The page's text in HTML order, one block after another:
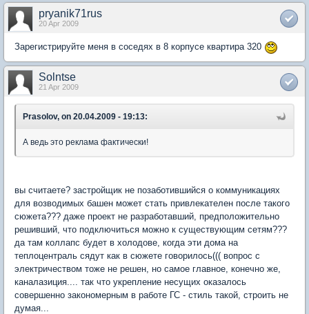
pryanik71rus
20 Apr 2009
Зарегистрируйте меня в соседях в 8 корпусе квартира 320
Solntse
21 Apr 2009
Prasolov, on 20.04.2009 - 19:13:
А ведь это реклама фактически!
вы считаете? застройщик не позаботившийся о коммуникациях
для возводимых башен может стать привлекателен после такого
сюжета??? даже проект не разработавший, предположительно
решивший, что подключиться можно к существующим сетям???
да там коллапс будет в холодове, когда эти дома на
теплоцентраль сядут как в сюжете говорилось((( вопрос с
электричеством тоже не решен, но самое главное, конечно же,
каналазиция.... так что укрепление несущих оказалось
совершенно закономерным в работе ГС - стиль такой, строить не
думая...